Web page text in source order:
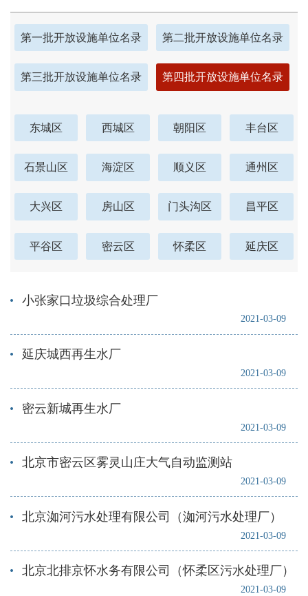
第一批开放设施单位名录 第二批开放设施单位名录
第三批开放设施单位名录 第四批开放设施单位名录
东城区 西城区 朝阳区 丰台区
石景山区 海淀区 顺义区 通州区
大兴区 房山区 门头沟区 昌平区
平谷区 密云区 怀柔区 延庆区
2021-03-09
小张家口垃圾综合处理厂
2021-03-09
延庆城西再生水厂
2021-03-09
密云新城再生水厂
2021-03-09
北京市密云区雾灵山庄大气自动监测站
2021-03-09
北京洳河污水处理有限公司（洳河污水处理厂）
2021-03-09
北京北排京怀水务有限公司（怀柔区污水处理厂）